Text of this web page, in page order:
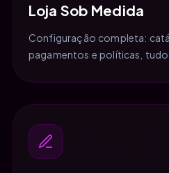
Loja Sob Medida
Configuração completa:
pagamentos e políticas,